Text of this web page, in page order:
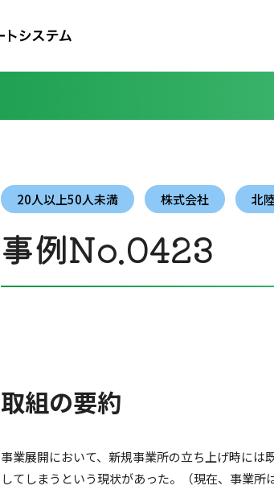
20人以上50人未満 株式会社 北
事例No.0423
取組の要約
事業展開において、新規事業所の立ち上げ時に
してしまうという現状があった。（現在、事業所